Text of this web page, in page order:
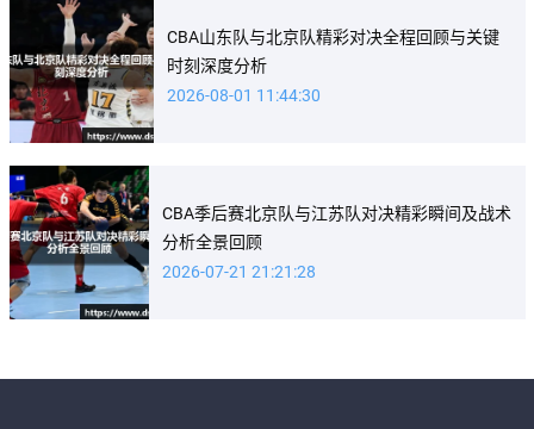
CBA山东队与北京队精彩对决全程回顾与关键
时刻深度分析
2026-08-01 11:44:30
CBA季后赛北京队与江苏队对决精彩瞬间及战术
分析全景回顾
2026-07-21 21:21:28